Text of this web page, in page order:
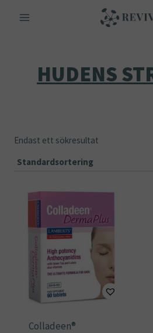
HUDENS
Endast ett sökresultat
Colladeen®